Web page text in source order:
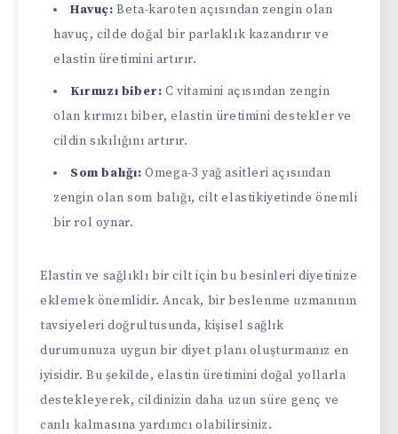
Havuç: Beta-karoten açısından zengin olan
havuç, cilde doğal bir parlaklık kazandırır ve
elastin üretimini artırır.
Kırmızı biber: C vitamini açısından zengin
olan kırmızı biber, elastin üretimini destekler ve
cildin sıkılığını artırır.
Som balığı: Omega-3 yağ asitleri açısından
zengin olan som balığı, cilt elastikiyetinde önemli
bir rol oynar.
Elastin ve sağlıklı bir cilt için bu besinleri diyetinize
eklemek önemlidir. Ancak, bir beslenme uzmanının
tavsiyeleri doğrultusunda, kişisel sağlık
durumunuza uygun bir diyet planı oluşturmanız en
iyisidir. Bu şekilde, elastin üretimini doğal yollarla
destekleyerek, cildinizin daha uzun süre genç ve
canlı kalmasına yardımcı olabilirsiniz.